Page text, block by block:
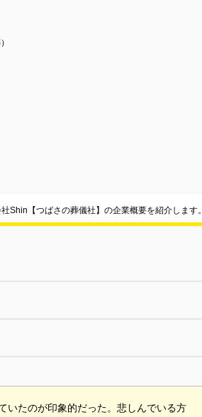
Shin【つばさの葬儀社】の企業概要を紹介します。
いたのが印象的だった。悲しんでいる方